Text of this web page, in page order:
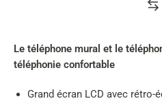
summary
Le téléphone mural et le
téléphonie confortable
Grand écran LCD avec rétro-